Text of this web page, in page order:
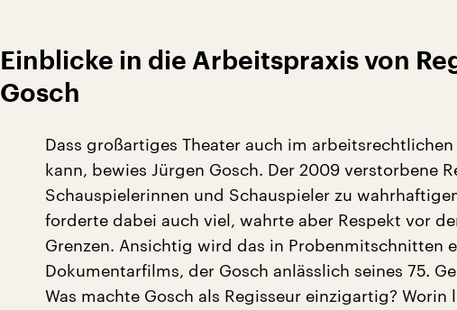
Einblicke in die Arbeitspraxis von
Gosch
Dass großartiges Theater auch im
kann, bewies Jürgen Gosch. Der 2009 verstorbene
Schauspielerinnen und Schauspieler zu
forderte dabei auch viel, wahrte aber Respekt vor
Grenzen. Ansichtig wird das in Probenmitschnitten
Dokumentarfilms, der Gosch anlässlich seines 75.
Was machte Gosch als Regisseur einzigartig? Worin